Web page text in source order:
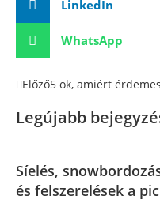
LinkedIn
WhatsApp
Előző5 ok, amiért
Legújabb
Síelés,
és felszerelések a